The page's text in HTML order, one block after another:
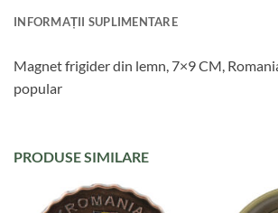
INFORMAȚII SUPLIMENTARE
Magnet frigider din lemn, 7×9 CM,
popular
PRODUSE SIMILARE